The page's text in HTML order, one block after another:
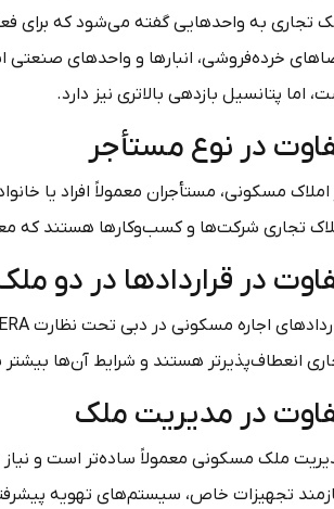
تجاری به واحدهایی گفته می‌شود که برای
خرده‌فروشی، انبارها و واحدهای
اما پتانسیل بازدهی بالاتری نیز دارد.
در نوع مستأجر
املاک مسکونی، مستأجران معمولاً افراد یا
تجاری شرکت‌ها و کسب‌وکارها هستند که معمولاً قراردادهای
در قراردادها در دو
انعطاف‌پذیرتر هستند و شرایط آن‌ها
در مدیریت ملک
ملک مسکونی معمولاً ساده‌تر است و نیاز
تجهیزات خاص، سیستم‌های تهویه